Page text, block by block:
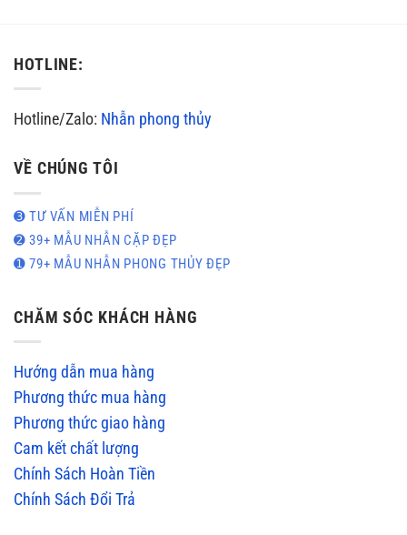
HOTLINE:
Hotline/Zalo: Nhẫn phong thủy
VỀ CHÚNG TÔI
➌ TƯ VẤN MIỄN PHÍ
➋ 39+ MẪU NHẪN CẶP ĐẸP
➊ 79+ MẪU NHẪN PHONG THỦY ĐẸP
CHĂM SÓC KHÁCH HÀNG
Hướng dẫn mua hàng
Phương thức mua hàng
Phương thức giao hàng
Cam kết chất lượng
Chính Sách Hoàn Tiền
Chính Sách Đổi Trả